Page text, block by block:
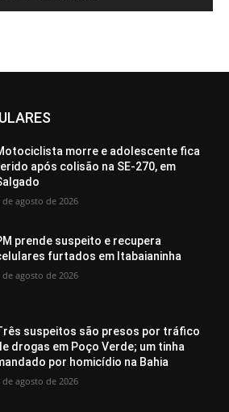
morre e adolescente fica
após colisão na SE-270, em
de agosto de 2026
prende suspeito e recupera
furtados em Itabaianinha
de agosto de 2026
suspeitos são presos por tráfico
drogas em Poço Verde; um tinha
por homicídio na Bahia
de agosto de 2026